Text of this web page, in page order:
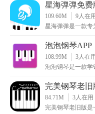
2. 互动式教学：通过软
交流心得，共同进步。
目，满足不同层次用户的
1. 专业教程：由资深钢
的专业性和权威性。
星海弹弹免费
109.60M 9人在用
星海弹弹是一款专
泡泡钢琴APP
108.99M 3人在用
泡泡钢琴是一款学
完美钢琴老旧
84.71M 3人在用
完美钢琴老旧版是